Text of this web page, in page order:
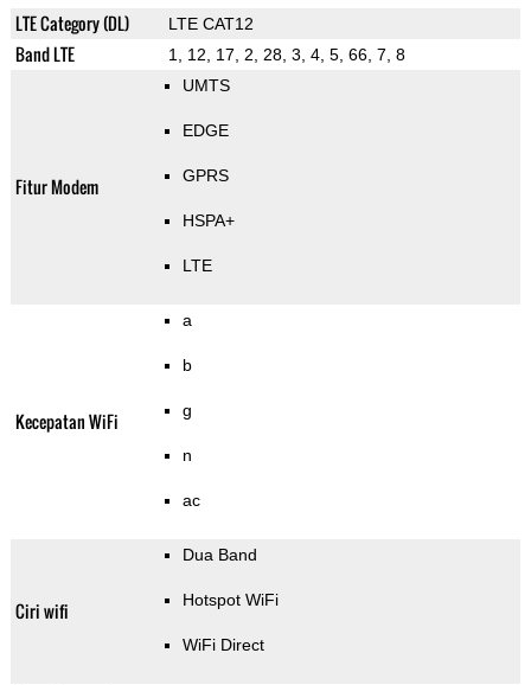
LTE Category (DL) LTE CAT12
Band LTE 1, 12, 17, 2, 28, 3, 4, 5, 66, 7, 8
Fitur Modem
UMTS
EDGE
GPRS
HSPA+
LTE
Kecepatan WiFi
a
b
g
n
ac
Ciri wifi
Dua Band
Hotspot WiFi
WiFi Direct